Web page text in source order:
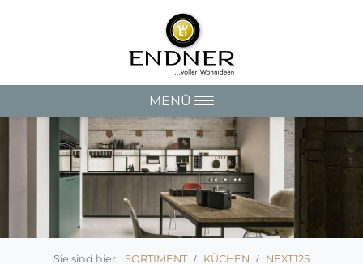
MENÜ
SORTIMENT KÜCHEN
NEXT125